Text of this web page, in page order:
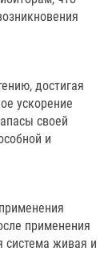
достигая
ускорение
своей
и
применения
система живая и